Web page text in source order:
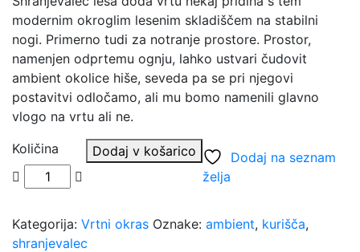
modernim okroglim lesenim skladiščem na stabilni
nogi. Primerno tudi za notranje prostore. Prostor,
namenjen odprtemu ognju, lahko ustvari čudovit
ambient okolice hiše, seveda pa se pri njegovi
postavitvi odločamo, ali mu bomo namenili glavno
vlogo na vrtu ali ne.
Količina
Dodaj v košarico
Dodaj na seznam
želja
Kategorija: Vrtni okras Oznake: ambient, kurišča,
shranjevalec